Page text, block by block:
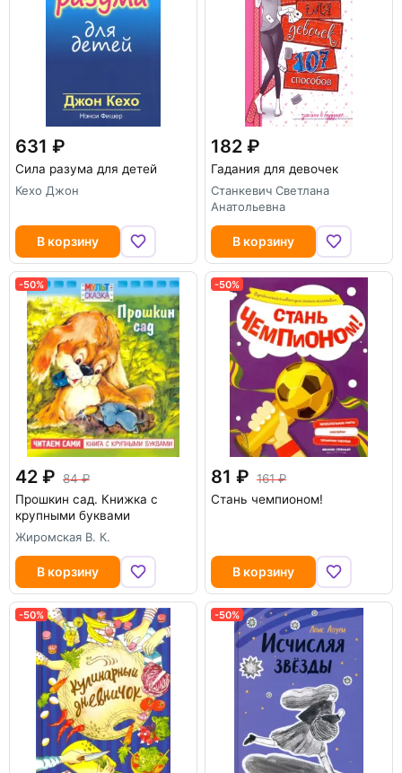
631
Сила разума для детей
Кехо Джон
В корзину
182
Гадания для девочек
Станкевич Светлана
Анатольевна
В корзину
-50%
42
84
Прошкин сад. Книжка с
крупными буквами
Жиромская В. К.
В корзину
-50%
81
161
Стань чемпионом!
В корзину
-50% -50%